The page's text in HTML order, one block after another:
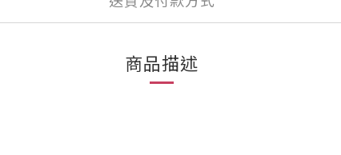
商品描述